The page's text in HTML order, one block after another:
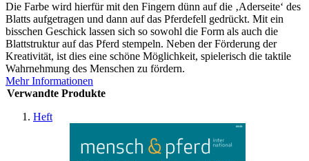
Die Farbe wird hierfür mit den Fingern dünn auf die ‚Aderseite‘ des
Blatts aufgetragen und dann auf das Pferdefell gedrückt. Mit ein
bisschen Geschick lassen sich so sowohl die Form als auch die
Blattstruktur auf das Pferd stempeln. Neben der Förderung der
Kreativität, ist dies eine schöne Möglichkeit, spielerisch die taktile
Wahrnehmung des Menschen zu fördern.
Mehr Informationen
Verwandte Produkte
Heft